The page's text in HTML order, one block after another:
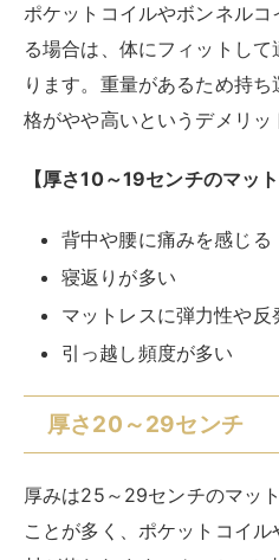
厚さ20～29センチ
厚みは25～29センチのマッ
材が使われます。クッショ
り、寝心地が柔らかく快適で
いて使えるメリット
体重が重い人は、薄いマッ
適さが損なわれるので、体
す。一方のデメリットとし
や収納がしにくいという点
【厚さ20～29センチのマッ